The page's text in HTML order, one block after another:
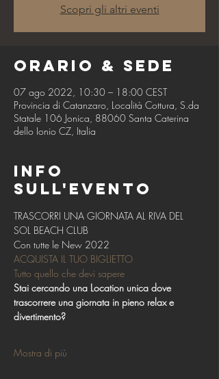
Scopri gli altri eventi
Orario & Sede
07 ago 2022, 10:30 – 18:00 CEST
Provincia di Catanzaro, Località Cottura, S.da
Statale 106 Jonica, 88060 Santa Caterina
dello Ionio CZ, Italia
Info
sull'evento
TRASCORRI UNA GIORNATA AL RIVA DEL
SOL BEACH CLUB
Con tutte le New 2022
ACQUISTA IL TUO BIGLIETTO
Tutto quello che devi sapere
Stai cercando una Location unica dove
trascorrere una giornata in pieno relax e
divertimento?
Mostra di più